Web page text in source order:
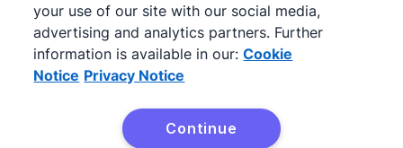
Varsel om informasjonskapsler
Cookie Preferences
Pipedrive er en nettbasert CRM-salgsprogramvare.
your use of our site with our social media,
advertising and analytics partners. Further
information is available in our: Cookie
Notice Privacy Notice
Continue